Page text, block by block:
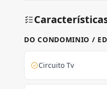
DO CONDOMINIO /
Circuito Tv